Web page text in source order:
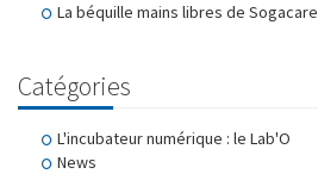
La béquille mains libres de Sogacare
Catégories
L'incubateur numérique : le Lab'O
News